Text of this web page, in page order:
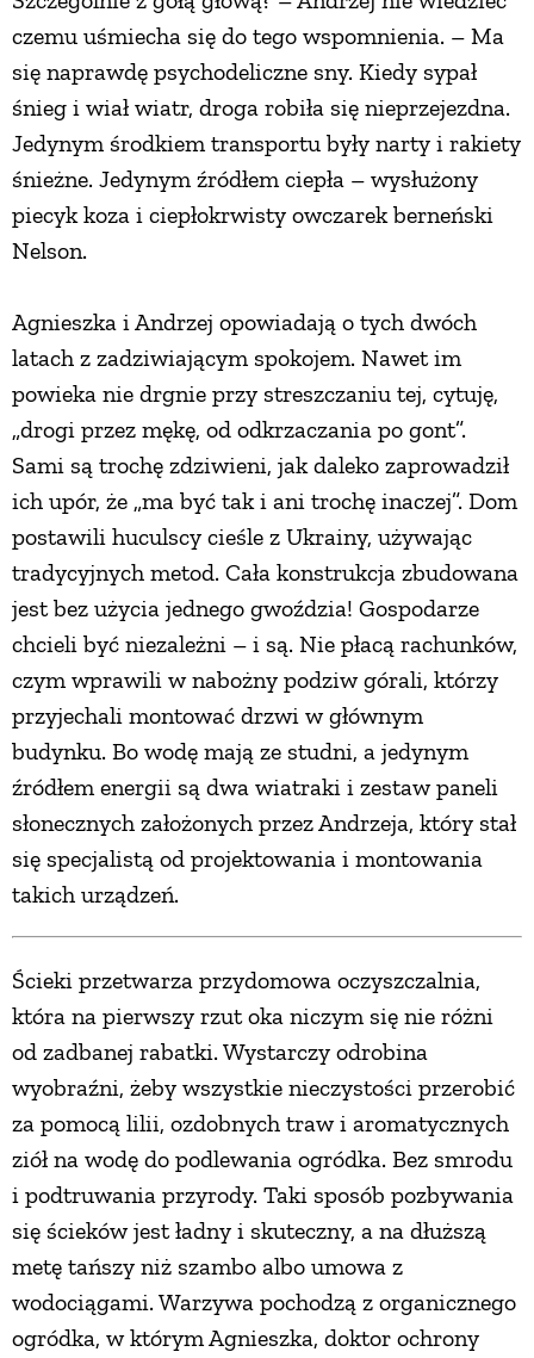
czemu uśmiecha się do tego wspomnienia. – Ma
się naprawdę psychodeliczne sny. Kiedy sypał
śnieg i wiał wiatr, droga robiła się nieprzejezdna.
Jedynym środkiem transportu były narty i rakiety
śnieżne. Jedynym źródłem ciepła – wysłużony
piecyk koza i ciepłokrwisty owczarek berneński
Nelson.
Agnieszka i Andrzej opowiadają o tych dwóch
latach z zadziwiającym spokojem. Nawet im
powieka nie drgnie przy streszczaniu tej, cytuję,
„drogi przez mękę, od odkrzaczania po gont”.
Sami są trochę zdziwieni, jak daleko zaprowadził
ich upór, że „ma być tak i ani trochę inaczej”. Dom
postawili huculscy cieśle z Ukrainy, używając
tradycyjnych metod. Cała konstrukcja zbudowana
jest bez użycia jednego gwoździa! Gospodarze
chcieli być niezależni – i są. Nie płacą rachunków,
czym wprawili w nabożny podziw górali, którzy
przyjechali montować drzwi w głównym
budynku. Bo wodę mają ze studni, a jedynym
źródłem energii są dwa wiatraki i zestaw paneli
słonecznych założonych przez Andrzeja, który stał
się specjalistą od projektowania i montowania
takich urządzeń.
Ścieki przetwarza przydomowa oczyszczalnia,
która na pierwszy rzut oka niczym się nie różni
od zadbanej rabatki. Wystarczy odrobina
wyobraźni, żeby wszystkie nieczystości przerobić
za pomocą lilii, ozdobnych traw i aromatycznych
ziół na wodę do podlewania ogródka. Bez smrodu
i podtruwania przyrody. Taki sposób pozbywania
się ścieków jest ładny i skuteczny, a na dłuższą
metę tańszy niż szambo albo umowa z
wodociągami. Warzywa pochodzą z organicznego
ogródka, w którym Agnieszka, doktor ochrony